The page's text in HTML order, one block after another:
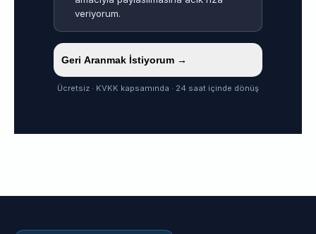
veriyorum.
Geri Aranmak İstiyorum →
Ücretsiz · KVKK kapsamında · 24 saat içinde dönüş